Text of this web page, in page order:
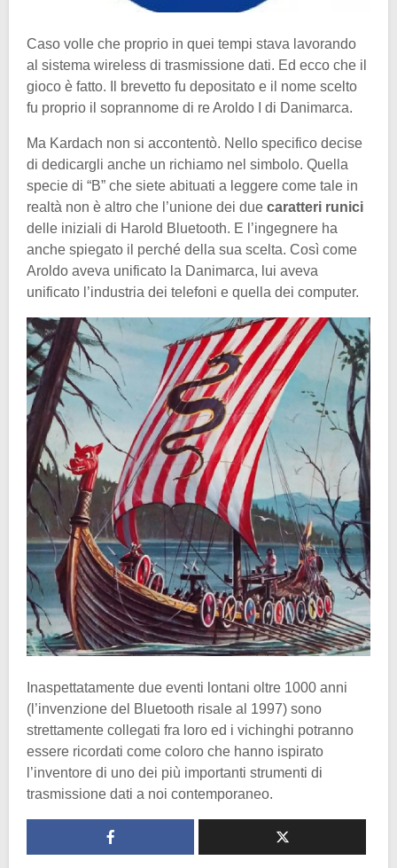
Caso volle che proprio in quei tempi stava lavorando
al sistema wireless di trasmissione dati. Ed ecco che il
gioco è fatto. Il brevetto fu depositato e il nome scelto
fu proprio il soprannome di re Aroldo I di Danimarca.
Ma Kardach non si accontentò. Nello specifico decise
di dedicargli anche un richiamo nel simbolo. Quella
specie di “B” che siete abituati a leggere come tale in
realtà non è altro che l’unione dei due caratteri runici
delle iniziali di Harold Bluetooth. E l’ingegnere ha
anche spiegato il perché della sua scelta. Così come
Aroldo aveva unificato la Danimarca, lui aveva
unificato l’industria dei telefoni e quella dei computer.
Inaspettatamente due eventi lontani oltre 1000 anni
(l’invenzione del Bluetooth risale al 1997) sono
strettamente collegati fra loro ed i vichinghi potranno
essere ricordati come coloro che hanno ispirato
l’inventore di uno dei più importanti strumenti di
trasmissione dati a noi contemporaneo.